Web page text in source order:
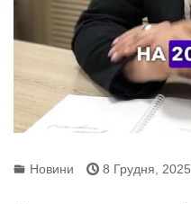
Новини 8 Грудня, 2025